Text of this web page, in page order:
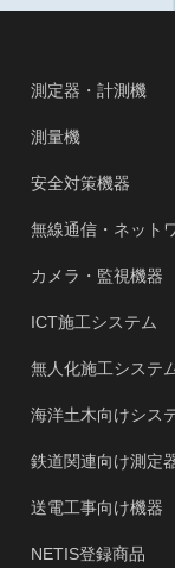
測定器・計測機
測量機
安全対策機器
無線通信・ネット
カメラ・監視機器
ICT施工システム
無人化施工システ
海洋土木向けシス
鉄道関連向け測定
送電工事向け機器
NETIS登録商品